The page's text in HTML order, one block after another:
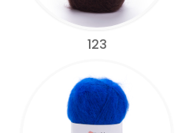
123